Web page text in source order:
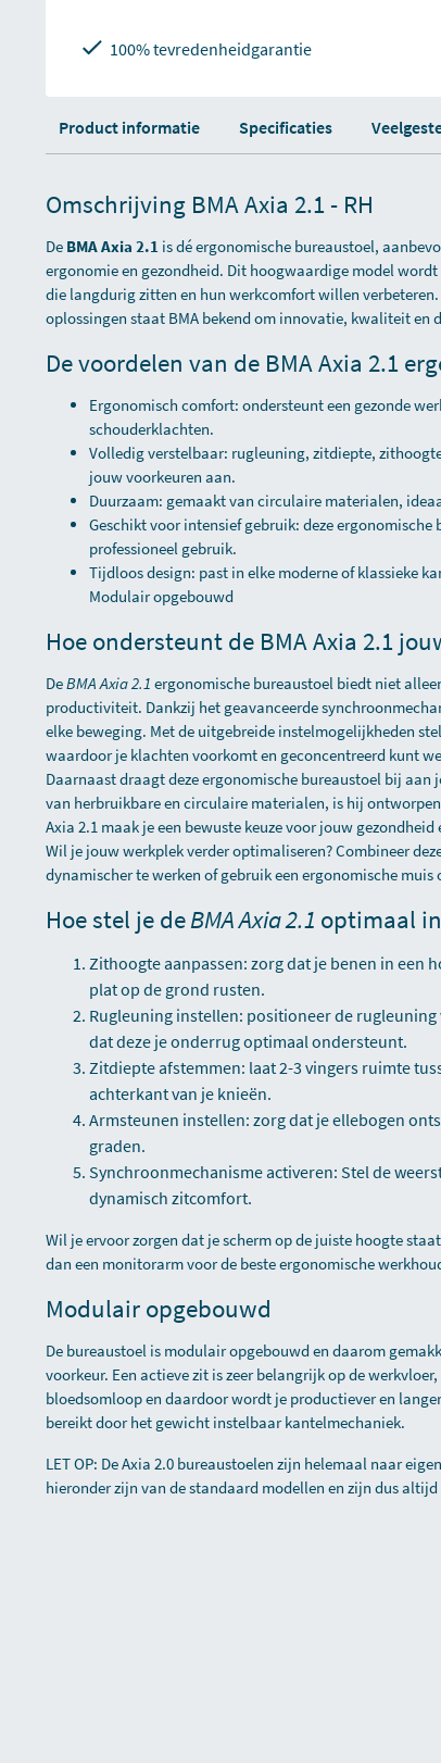
100% tevredenheidgarantie
Product informatie Specificaties
Omschrijving BMA Axia 2.1 - RH
De BMA Axia 2.1 is dé ergonomische bureaustoel,
ergonomie en gezondheid. Dit hoogwaardige model
die langdurig zitten en hun werkcomfort willen
oplossingen staat BMA bekend om innovatie, kwaliteit en
De voordelen van de BMA Axia 2.1
Ergonomisch comfort: ondersteunt een gezonde
schouderklachten.
Volledig verstelbaar: rugleuning, zitdiepte,
jouw voorkeuren aan.
Duurzaam: gemaakt van circulaire materialen,
Geschikt voor intensief gebruik: deze
professioneel gebruik.
Tijdloos design: past in elke moderne of klassieke
Modulair opgebouwd
Hoe ondersteunt de BMA Axia 2.1
DeBMA Axia 2.1 ergonomische bureaustoel biedt niet
productiviteit. Dankzij het geavanceerde
elke beweging. Met de uitgebreide instelmogelijkheden
waardoor je klachten voorkomt en geconcentreerd kunt
Daarnaast draagt deze ergonomische bureaustoel bij
van herbruikbare en circulaire materialen, is hij
Axia 2.1 maak je een bewuste keuze voor jouw gezondheid
Wil je jouw werkplek verder optimaliseren? Combineer
dynamischer te werken of gebruik een ergonomische muis
Hoe stel je deBMA Axia 2.1 optimaal
Zithoogte aanpassen: zorg dat je benen in een
plat op de grond rusten.
Rugleuning instellen: positioneer de
dat deze je onderrug optimaal ondersteunt.
Zitdiepte afstemmen: laat 2-3 vingers ruimte
achterkant van je knieën.
Armsteunen instellen: zorg dat je ellebogen
graden.
Synchroonmechanisme activeren: Stel de
dynamisch zitcomfort.
Wil je ervoor zorgen dat je scherm op de juiste hoogte
dan een monitorarmvoor de beste ergonomische
Modulair opgebouwd
De bureaustoel is modulair opgebouwd en daarom
voorkeur. Een actieve zit is zeer belangrijk op de
bloedsomloop en daardoor wordt je productiever en
bereikt door het gewicht instelbaar kantelmechaniek.
LET OP: De Axia 2.0 bureaustoelen zijn helemaal naar
hieronder zijn van de standaard modellen en zijn dus altijd